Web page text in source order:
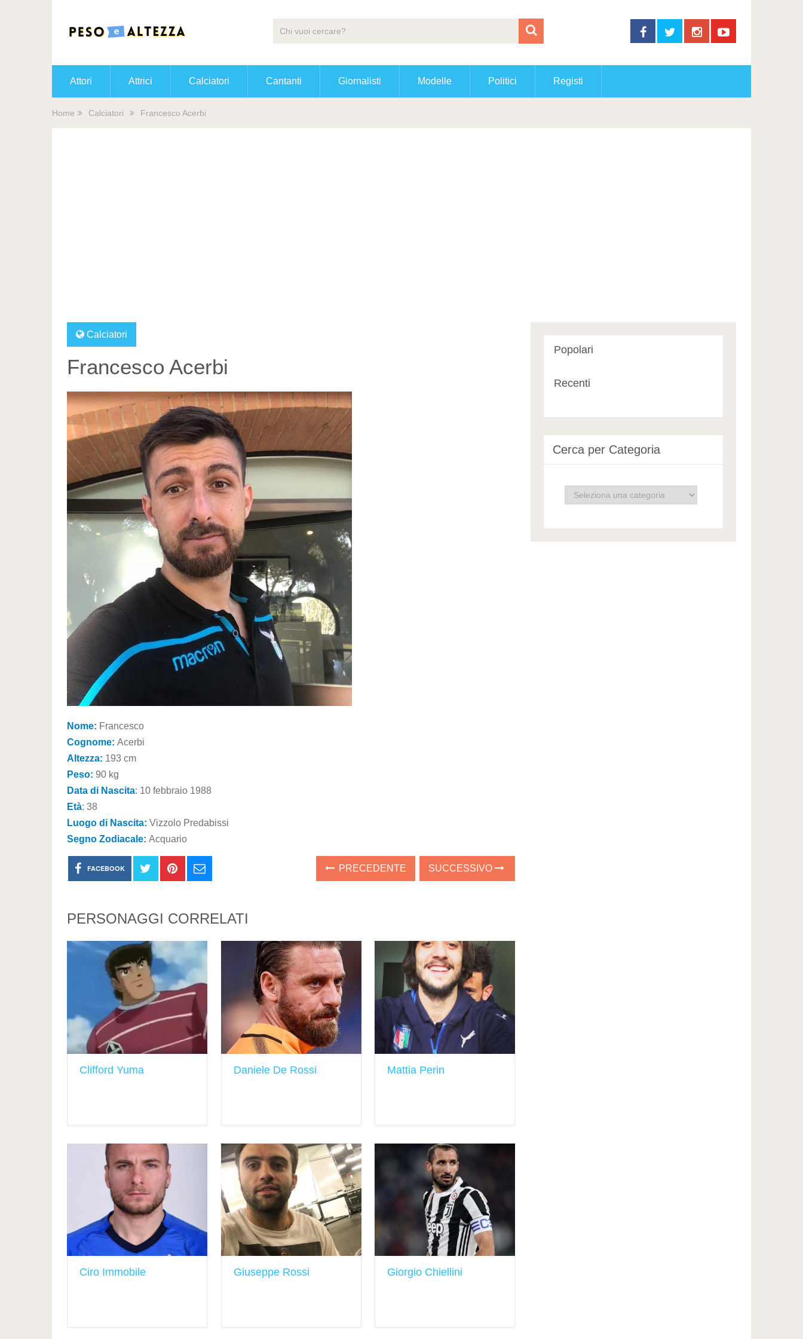
Attori Attrici Calciatori Cantanti Giornalisti Modelle Politici Registi
Home Calciatori Francesco Acerbi
Calciatori
Francesco Acerbi
Nome: Francesco
Cognome: Acerbi
Altezza: 193 cm
Peso: 90 kg
Data di Nascita: 10 febbraio 1988
Età: 38
Luogo di Nascita: Vizzolo Predabissi
Segno Zodiacale: Acquario
FACEBOOK PRECEDENTE SUCCESSIVO
PERSONAGGI CORRELATI
Clifford Yuma Daniele De Rossi Mattia Perin
Ciro Immobile Giuseppe Rossi Giorgio Chiellini
Popolari
Recenti
Cerca per Categoria
Cerca
per